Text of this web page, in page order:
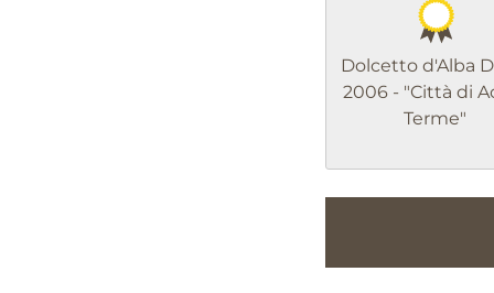
Dolcetto d'Alba
2006 - "Città di
Terme"